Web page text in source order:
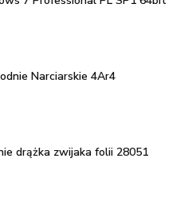
Narciarskie 4Ar4
drążka zwijaka folii 28051